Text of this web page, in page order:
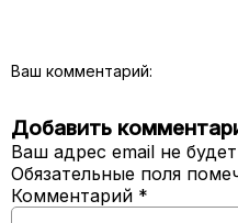
Ваш комментарий:
Добавить
Ваш адрес email не
Обязательные поля
Комментарий *